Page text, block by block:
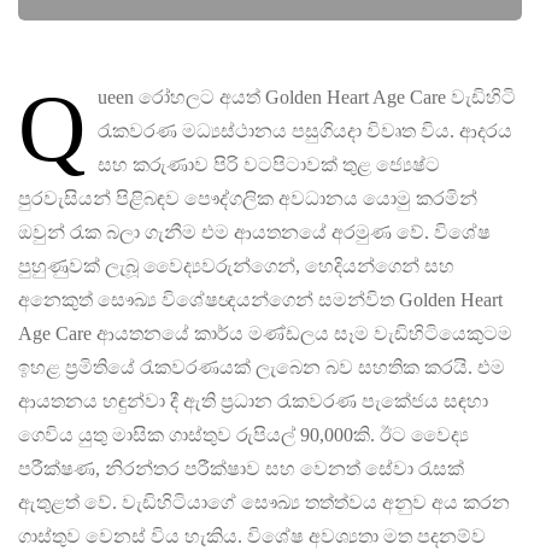
Q
ueen රෝහලට අයත් Golden Heart Age Care වැඩිහිටි
රැකවරණ මධ්‍යස්ථානය පසුගියදා විවෘත විය. ආදරය
සහ කරුණාව පිරි වටපිටාවක් තුළ ජ්‍යෙෂ්ට
පුරවැසියන් පිළිබඳව පෞද්ගලික අවධානය යොමු කරමින්
ඔවුන් රැක බලා ගැනීම එම ආයතනයේ අරමුණ වේ. විශේෂ
පුහුණුවක් ලැබූ වෛද්‍යවරුන්ගෙන්, හෙදියන්ගෙන් සහ
අනෙකුත් සෞඛ්‍ය විශේෂඥයන්ගෙන් සමන්විත Golden Heart
Age Care ආයතනයේ කාර්ය මණ්ඩලය සෑම වැඩිහිටියෙකුටම
ඉහළ ප්‍රමිතියේ රැකවරණයක් ලැබෙන බව සහතික කරයි. එම
ආයතනය හඳුන්වා දී ඇති ප්‍රධාන රැකවරණ පැකේජය සඳහා
ගෙවිය යුතු මාසික ගාස්තුව රුපියල් 90,000කි. ඊට වෛද්‍ය
පරීක්ෂණ, නිරන්තර පරීක්ෂාව සහ වෙනත් සේවා රැසක්
ඇතුළත් වේ. වැඩිහිටියාගේ සෞඛ්‍ය තත්ත්වය අනුව අය කරන
ගාස්තුව වෙනස් විය හැකිය. විශේෂ අවශ්‍යතා මත පදනම්ව